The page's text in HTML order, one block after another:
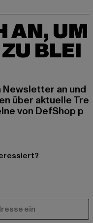
AN, UM
BLEI
an und
über aktuelle Tre
von DefShop p